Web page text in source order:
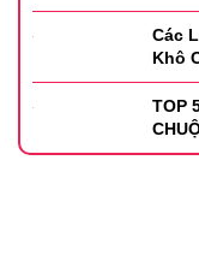
TOP
Các
Khô